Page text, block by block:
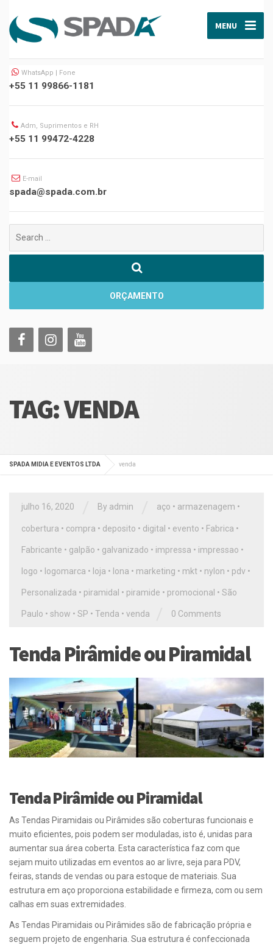
MENU
WhatsApp | Fone
+55 11 99866-1181
Adm, Suprimentos e RH
+55 11 99472-4228
E-mail
spada@spada.com.br
por:
ORÇAMENTO
TAG:VENDA
SPADA MIDIA E EVENTOS LTDA venda
julho 16, 2020 By admin aço • armazenagem •
cobertura • compra • deposito • digital • evento • Fabrica •
Fabricante • galpão • galvanizado • impressa • impressao •
logo • logomarca • loja • lona • marketing • mkt • nylon • pdv •
Personalizada • piramidal • piramide • promocional • São
Paulo • show • SP • Tenda • venda 0 Comments
Tenda Pirâmide ou Piramidal
Tenda Pirâmide ou Piramidal
As Tendas Piramidais ou Pirâmides são coberturas funcionais e
muito eficientes, pois podem ser moduladas, isto é, unidas para
aumentar sua área coberta. Esta característica faz com que
sejam muito utilizadas em eventos ao ar livre, seja para PDV,
feiras, stands de vendas ou para estoque de materiais. Sua
estrutura em aço proporciona estabilidade e firmeza, com ou sem
calhas em suas extremidades.
As Tendas Piramidais ou Pirâmides são de fabricação própria e
seguem projeto de engenharia. Sua estrutura é confeccionada